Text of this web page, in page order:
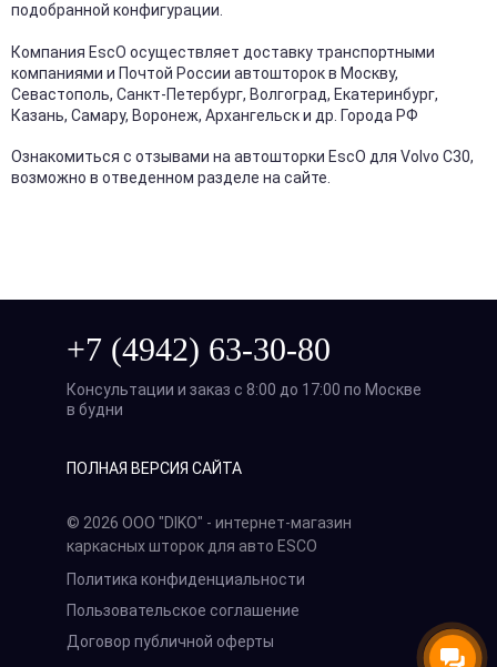
подобранной конфигурации.
Компания EscO осуществляет доставку транспортными
компаниями и Почтой России автошторок в Москву,
Севастополь, Санкт-Петербург, Волгоград, Екатеринбург,
Казань, Самару, Воронеж, Архангельск и др. Города РФ
Ознакомиться с отзывами на автошторки EscO для Volvo С30,
возможно в отведенном разделе на сайте.
+7 (4942) 63-30-80
Консультации и заказ с 8:00 до 17:00 по Москве
в будни
ПОЛНАЯ ВЕРСИЯ САЙТА
© 2026 ООО "DIKO" - интернет-магазин
каркасных шторок для авто ESCO
Политика конфиденциальности
Пользовательское соглашение
Договор публичной оферты